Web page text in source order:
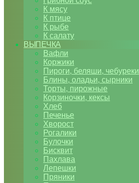
К мясу
К птице
К рыбе
К салату
ВЫПЕЧКА
Вафли
Коржики
Пироги, беляши, чебуреки
Блины, оладьи, сырники
Торты, пирожные
Корзиночки, кексы
Хлеб
Печенье
Хворост
Рогалики
Булочки
Бисквит
Пахлава
Лепешки
Пряники